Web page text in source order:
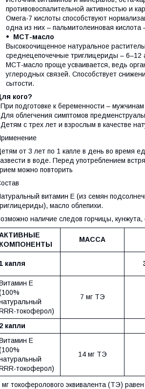
противовоспалительной активностью и
Омега-7 кислоты способствуют
одна из них – пальмитолеиновая кислота
МСТ-масло
Высокоочищенное натуральное
среднецепочечные триглицериды – 6–12
МСТ-масло проще усваивается, ведь
углеродных связей. Способствует
сытости.
кого?
При подготовке к беременности –
Для облегчения симптомов
Детям с трех лет и взрослым в качестве
от 3 лет по 1 капле в день во время
в воде. Перед употреблением
можно повторить
витамин Е (из семян
масло облепихи.
наличие следов горчицы,
КОМПОНЕНТЫ
МАССА
1 капля
Е
токоферол)
7 мг ТЭ
2 капли
Е
токоферол)
14 мг ТЭ
мг токоферолового эквивалента (ТЭ)